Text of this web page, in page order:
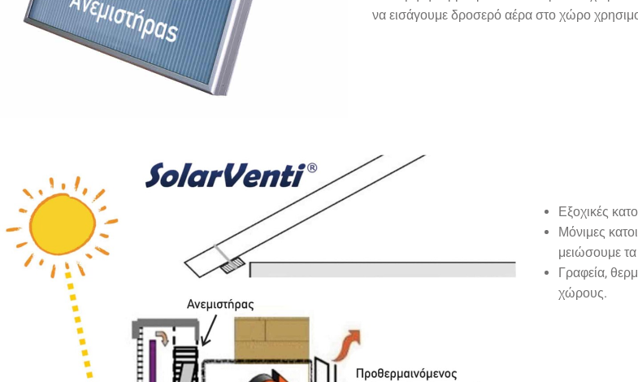
να εισάγουμε δροσερό αέρα στο χώρο
Εξοχικές
Μόνιμες
μειώσουμε
Γραφεία,
χώρους.